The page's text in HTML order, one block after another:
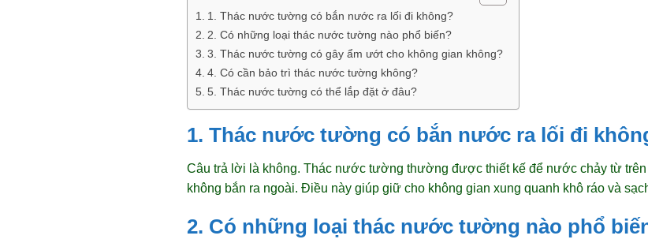
1. Thác nước tường có bắn nước ra lối đi không?
2. Có những loại thác nước tường nào phổ biến?
3. Thác nước tường có gây ẩm ướt cho không gian không?
4. Có cần bảo trì thác nước tường không?
5. Thác nước tường có thể lắp đặt ở đâu?
1. Thác nước tường có bắn nước ra lối đi
Câu trả lời là không. Thác nước tường thường được thiết kế để nước chảy từ
không bắn ra ngoài. Điều này giúp giữ cho không gian xung quanh khô ráo và
2. Có những loại thác nước tường nào phổ